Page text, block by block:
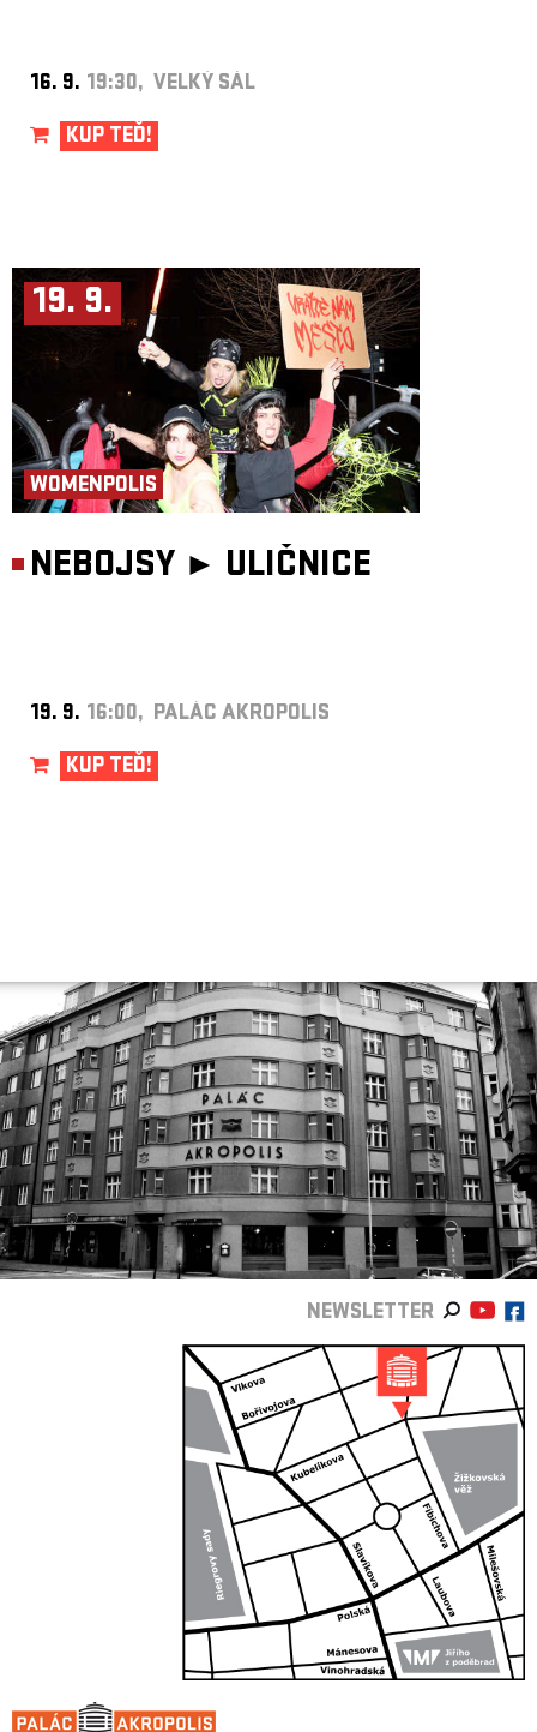
16. 9. 19:30, VELKÝ SÁL
KUP TEĎ!
19. 9.
WOMENPOLIS
NEBOJSY ► ULIČNICE
19. 9. 16:00, PALÁC AKROPOLIS
KUP TEĎ!
NEWSLETTER